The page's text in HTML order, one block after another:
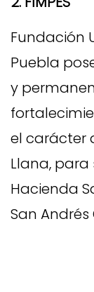
Fundación
Puebla
y
el carácter
Llana,
Hacienda
San